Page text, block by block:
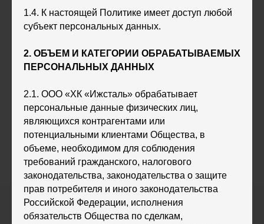
1.4. К настоящей Политике имеет доступ любой
субъект персональных данных.
2. ОБЪЕМ И КАТЕГОРИИ ОБРАБАТЫВАЕМЫХ
ПЕРСОНАЛЬНЫХ ДАННЫХ
2.1. ООО «ХК «Ижсталь» обрабатывает
персональные данные физических лиц,
являющихся контрагентами или
потенциальными клиентами Общества, в
объеме, необходимом для соблюдения
требований гражданского, налогового
законодательства, законодательства о защите
прав потребителя и иного законодательства
Российской Федерации, исполнения
обязательств Общества по сделкам,